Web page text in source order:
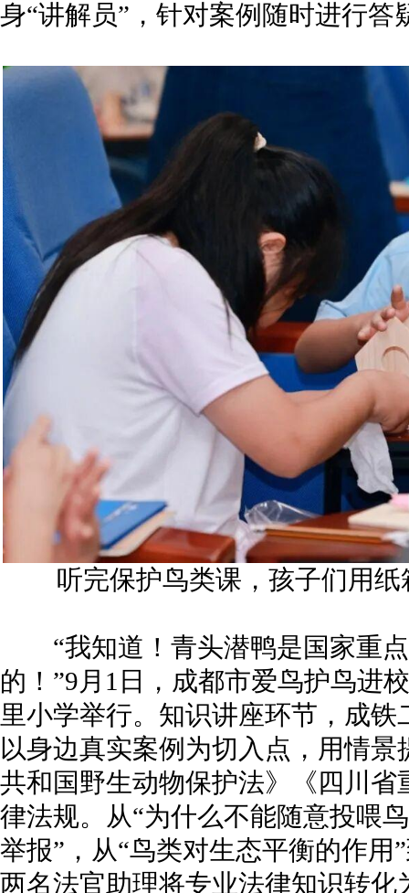
身“讲解员”，针对案例随时进行答
听完保护鸟类课，孩子们用
“我知道！青头潜鸭是国家重点
的！”9月1日，成都市爱鸟护鸟进
里小学举行。知识讲座环节，成
以身边真实案例为切入点，用情
共和国野生动物保护法》《四川
律法规。从“为什么不能随意投喂
举报”，从“鸟类对生态平衡的作用
两名法官助理将专业法律知识转化